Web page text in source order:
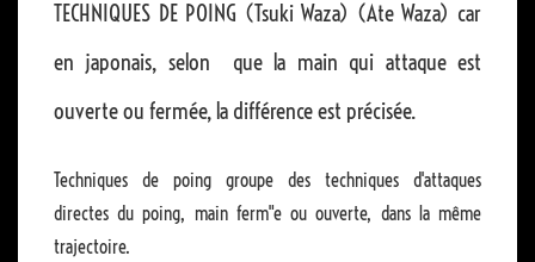
TECHNIQUES DE POING (Tsuki Waza) (Ate Waza) car
en japonais, selon que la main qui attaque est
ouverte ou fermée, la différence est précisée.
Techniques de poing groupe des techniques d'attaques
directes du poing, main ferm"e ou ouverte, dans la même
trajectoire.